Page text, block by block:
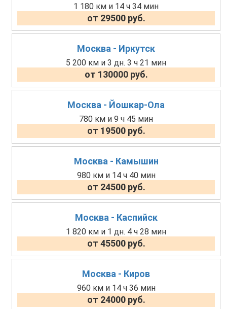
1 180 км и 14 ч 34 мин
от 29500 руб.
Москва - Иркутск
5 200 км и 3 дн. 3 ч 21 мин
от 130000 руб.
Москва - Йошкар-Ола
780 км и 9 ч 45 мин
от 19500 руб.
Москва - Камышин
980 км и 14 ч 40 мин
от 24500 руб.
Москва - Каспийск
1 820 км и 1 дн. 4 ч 28 мин
от 45500 руб.
Москва - Киров
960 км и 14 ч 36 мин
от 24000 руб.